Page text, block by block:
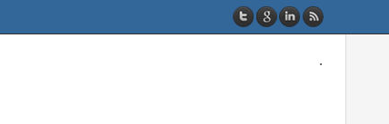
.